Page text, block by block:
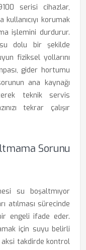
serisi cihazlar,
korumak
işlemini durdurur.
dolu bir şekilde
fiziksel yollarını
gider hortumu
ana kaynağı
teknik servis
tekrar çalışır
Sorunu
su boşaltmıyor
atılması sürecinde
engeli ifade eder.
için suyu belirli
aksi takdirde kontrol